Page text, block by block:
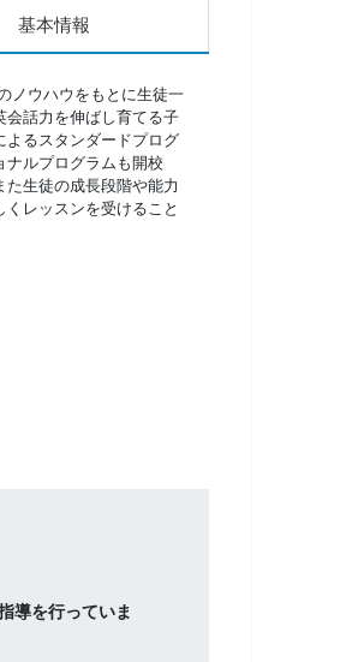
基本情報
ノウハウをもとに生徒一
会話力を伸ばし育てる子
よるスタンダードプログ
ナルプログラムも開校
生徒の成長段階や能力
レッスンを受けること
導を行っていま